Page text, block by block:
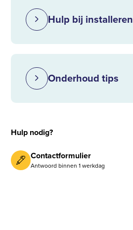
Hulp bij installeren
Onderhoud tips
Hulp nodig?
Contactformulier
Antwoord binnen 1 werkdag